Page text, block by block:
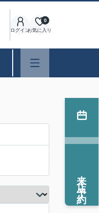
ログインお気に入り
0
来店予約